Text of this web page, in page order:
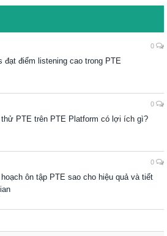
0
đạt điểm listening cao trong PTE
0
thử PTE trên PTE Platform có lợi ích gì?
0
ôn tập PTE sao cho hiệu quả và tiết